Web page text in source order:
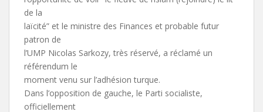
de la
laïcité” et le ministre des Finances et probable futur
patron de
l’UMP Nicolas Sarkozy, très réservé, a réclamé un
référendum le
moment venu sur l’adhésion turque.
Dans l’opposition de gauche, le Parti socialiste,
officiellement